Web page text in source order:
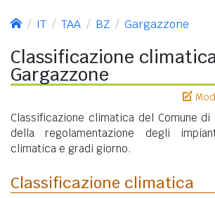
IT TAA BZ Gargazzone
Classificazione
Gargazzone
Classificazione climatica del Comune di
della regolamentazione degli
climatica e gradi giorno.
Classificazione climatica